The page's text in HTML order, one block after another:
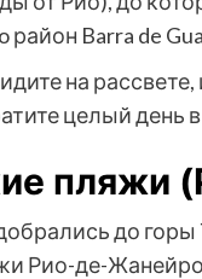
район Barra de
идите на
целый день
пляжи
до горы
Рио-де-